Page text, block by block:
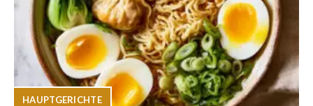
HAUPTGERICHTE